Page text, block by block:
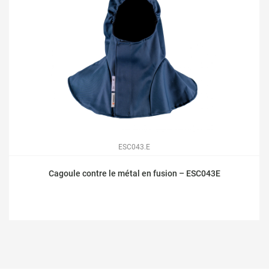
ESC043.E
Cagoule contre le métal en fusion – ESC043E